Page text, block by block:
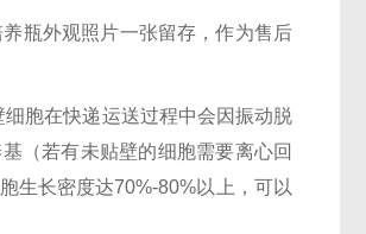
瓶外观照片一张留存，作为售后
胞在快递运送过程中会因振动脱
（若有未贴壁的细胞需要离心回
生长密度达70%-80%以上，可以